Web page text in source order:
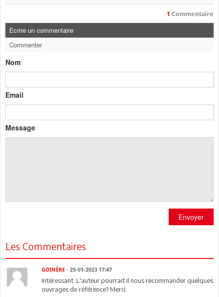
1 Commentaire
Ecrire un commentaire
Commenter
Nom
Email
Message
Envoyer
Les Commentaires
GOINÈRE- 25-01-2023 17:47
Intéressant. L'auteur pourrait il nous recommander quelques
ouvrages de référence? Merci.